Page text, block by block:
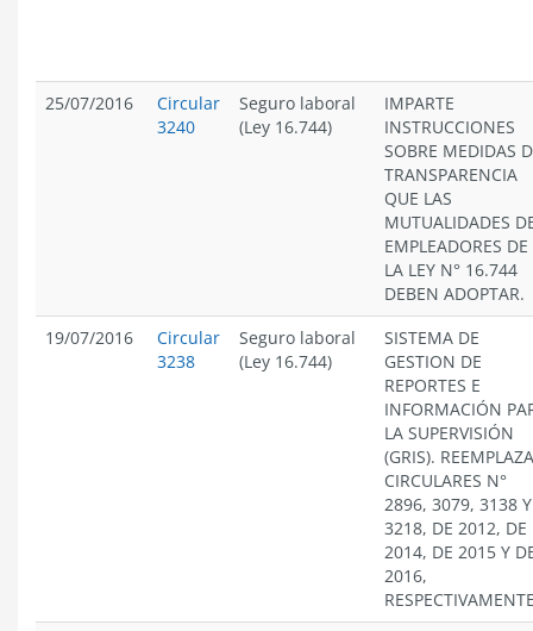
25/07/2016
Circular
3240
Seguro laboral
(Ley 16.744)
IMPARTE
INSTRUCCIONES
SOBRE MEDIDAS
TRANSPARENCIA
QUE LAS
MUTUALIDADES
EMPLEADORES DE
LA LEY N° 16.744
DEBEN ADOPTAR.
19/07/2016
Circular
3238
Seguro laboral
(Ley 16.744)
SISTEMA DE
GESTION DE
REPORTES E
INFORMACIÓN
LA SUPERVISIÓN
(GRIS). REEMPLAZA
CIRCULARES N°
2896, 3079, 3138 Y
3218, DE 2012, DE
2014, DE 2015 Y
2016,